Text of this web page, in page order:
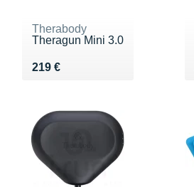
Therabody
Theragun Mini 3.0
219 €
Vendu 219 €